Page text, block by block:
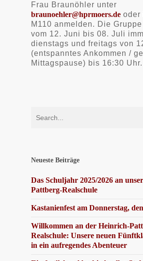
Frau Braunöhler unter
braunoehler@hprmoers.de oder
M110 anmelden. Die
vom 12. Juni bis 08. Juli
dienstags und freitags von
(entspanntes Ankommen /
Mittagspause) bis 16:30 Uhr.
Neueste Beiträge
Das Schuljahr 2025/2026 an
Pattberg-Realschule
Kastanienfest am Donnerstag,
Willkommen an der Heinrich-
Realschule: Unsere neuen
in ein aufregendes Abenteuer